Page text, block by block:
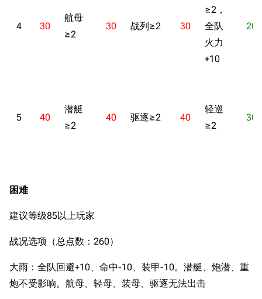
4 30
航母
≥2
30 战列≥2 30
≥2，
全队
火力
+10
20
5 40
潜艇
≥2
40 驱逐≥2 40
轻巡
≥2
30
困难
建议等级85以上玩家
战况选项（总点数：260）
大雨：全队回避+10、命中-10、装甲-10。潜艇、炮潜、重
炮不受影响。航母、轻母、装母、驱逐无法出击